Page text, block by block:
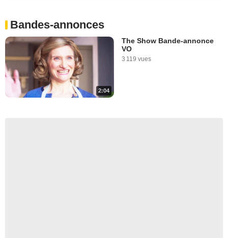
Bandes-annonces
2:04
The Show Bande-annonce
VO
3 119 vues